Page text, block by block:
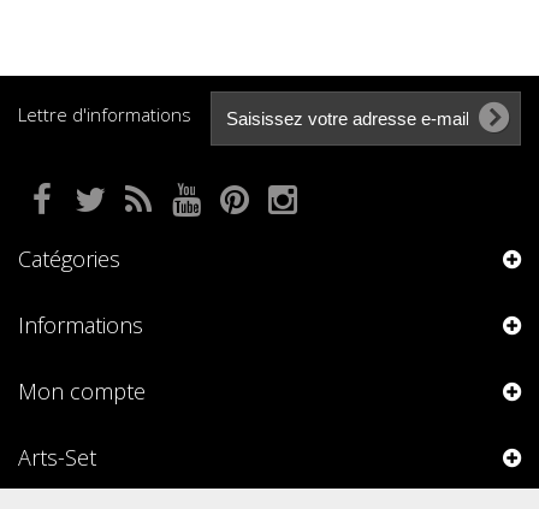
Lettre d'informations
Catégories
Informations
Mon compte
Arts-Set